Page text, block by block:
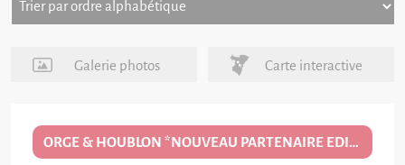
Galerie photos Carte interactive
ORGE & HOUBLON *NOUVEAU PARTENAIRE EDITION 2026/27*